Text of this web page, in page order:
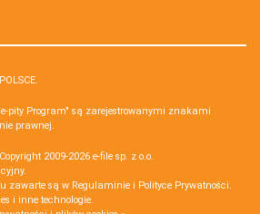
pity Program" są zarejestrowanymi znakami
prawnej.
2009-2026 e-file sp. z o.o.
zawarte są w Regulaminie i Polityce Prywatności.
i inne technologie.